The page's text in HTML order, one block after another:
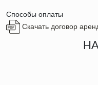
Способы оплаты
Скачать договор